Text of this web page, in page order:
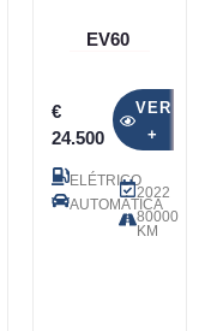
EV60
€
24.500
VER
+
ELÉTRICO
AUTOMÁTICA
2022
80000
KM